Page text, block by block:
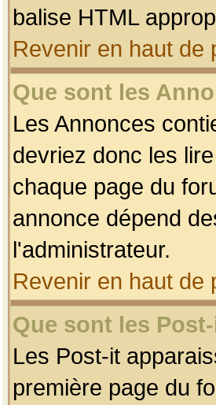
balise HTML
Revenir en haut de
Que sont les
Les Annonces
devriez donc les
chaque page du
annonce dépend
l'administrateur.
Revenir en haut de
Que sont les
Les Post-it
première page du